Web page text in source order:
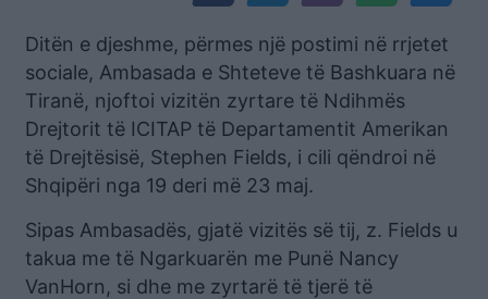
Ditën e djeshme, përmes një postimi në rrjetet
sociale, Ambasada e Shteteve të Bashkuara në
Tiranë, njoftoi vizitën zyrtare të Ndihmës
Drejtorit të ICITAP të Departamentit Amerikan
të Drejtësisë, Stephen Fields, i cili qëndroi në
Shqipëri nga 19 deri më 23 maj.
Sipas Ambasadës, gjatë vizitës së tij, z. Fields u
takua me të Ngarkuarën me Punë Nancy
VanHorn, si dhe me zyrtarë të tjerë të